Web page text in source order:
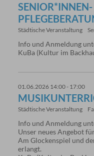
Städtische Veranstaltung
Info und Anmeldung
KuBa (Kultur im
01.06.2026 14:00 - 17:00
Städtische Veranstaltung
Info und Anmeldung
Unser neues Angebot
Am Glockenspiel und
erlangt.